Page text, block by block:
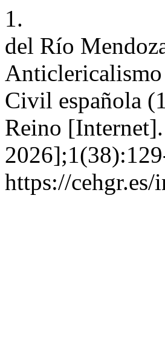
1.
del Río
Anticlericalismo
Civil española
Reino
https://